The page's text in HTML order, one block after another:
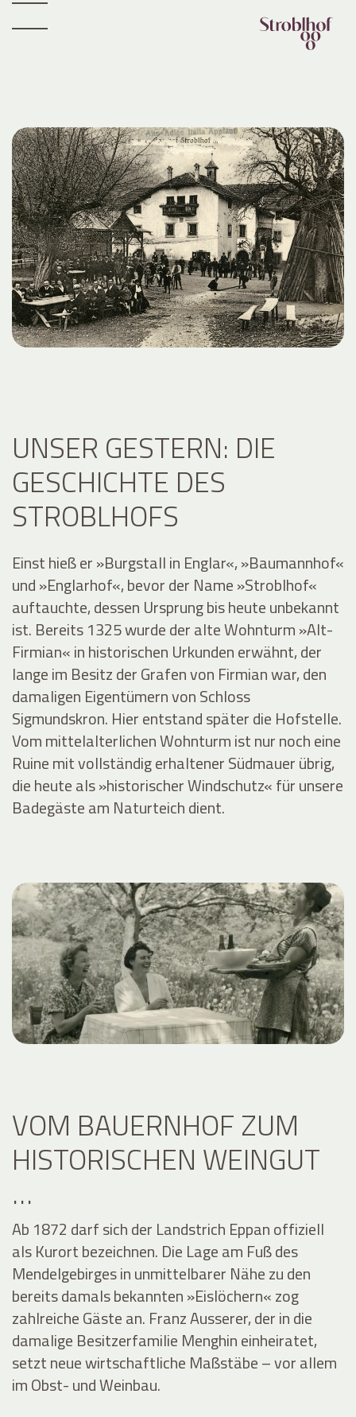
UNSER GESTERN: DIE
GESCHICHTE DES
STROBLHOFS
Einst hieß er »Burgstall in Englar«, »Baumannhof«
und »Englarhof«, bevor der Name »Stroblhof«
auftauchte, dessen Ursprung bis heute unbekannt
ist. Bereits 1325 wurde der alte Wohnturm »Alt-
Firmian« in historischen Urkunden erwähnt, der
lange im Besitz der Grafen von Firmian war, den
damaligen Eigentümern von Schloss
Sigmundskron. Hier entstand später die Hofstelle.
Vom mittelalterlichen Wohnturm ist nur noch eine
Ruine mit vollständig erhaltener Südmauer übrig,
die heute als »historischer Windschutz« für unsere
Badegäste am Naturteich dient.
VOM BAUERNHOF ZUM
HISTORISCHEN WEINGUT
…
Ab 1872 darf sich der Landstrich Eppan offiziell
als Kurort bezeichnen. Die Lage am Fuß des
Mendelgebirges in unmittelbarer Nähe zu den
bereits damals bekannten »Eislöchern« zog
zahlreiche Gäste an. Franz Ausserer, der in die
damalige Besitzerfamilie Menghin einheiratet,
setzt neue wirtschaftliche Maßstäbe – vor allem
im Obst- und Weinbau.